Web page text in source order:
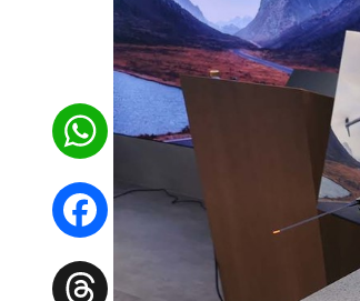
WhatsApp
Facebook